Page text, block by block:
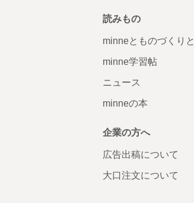
読みもの
minneとものづくりと
minne学習帖
ニュース
minneの本
企業の方へ
広告出稿について
大口注文について